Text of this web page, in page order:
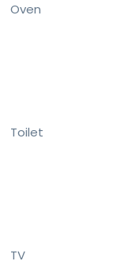
Oven
Toilet
TV